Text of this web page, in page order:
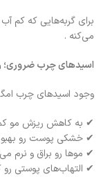
برای گربه‌هایی که کم
می‌کنه .
اسیدهای چرب ضروری؛
وجود اسیدهای چرب امگا ۳ و ۶ هست
✔ به کاهش ریزش مو
✔ خشکی پوست رو
✔ موها رو براق و نرم
✔ التهاب‌های پوستی